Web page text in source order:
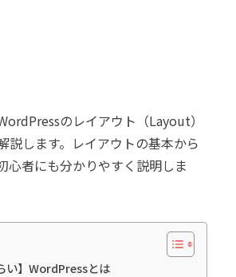
のレイアウト（Layout）
説します。レイアウトの基本から
心者にも分かりやすく説明しま
い】WordPressとは